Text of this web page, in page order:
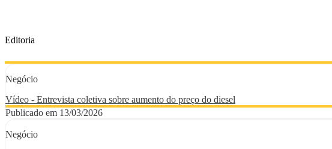
Editoria
Negócio
Vídeo - Entrevista coletiva sobre aumento do preço do diesel
Publicado em 13/03/2026
Negócio